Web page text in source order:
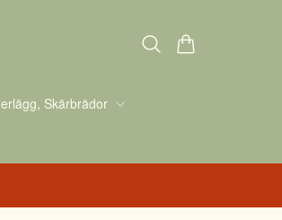
Skärbrädor